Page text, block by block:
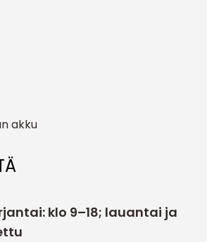
akku
klo 9–18; lauantai ja